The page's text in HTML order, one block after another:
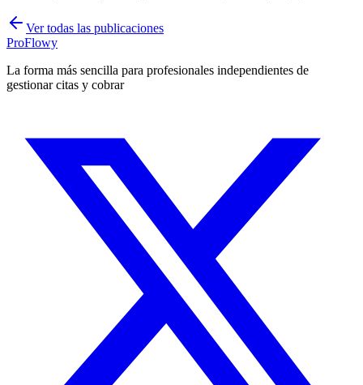
Ver todas las publicaciones
ProFlowy
La forma más sencilla para profesionales independientes de
gestionar citas y cobrar